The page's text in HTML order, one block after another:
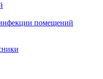
помещений